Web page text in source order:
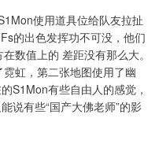
使用道具位给队友拉扯
的出色发挥功不可没，他们
数值上的 差距没有那么大。
虹，第二张地图使用了幽
S1Mon有些自由人的感觉，
说有些“国产大佛老师”的影